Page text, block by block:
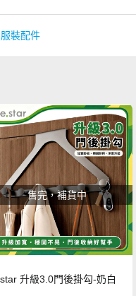
服裝配件
售完，補貨中
升級3.0門後掛勾-奶白